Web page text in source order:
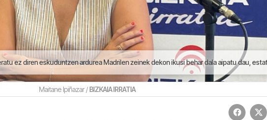
eskuduntzen ardurea Madrilen zeinek dekon ikusi behar dala aipatu dau, estatutua betetzeko dagoala gogoratuz | Goizeko
Maitane Ipiñazar /BIZKAIA IRRATIA